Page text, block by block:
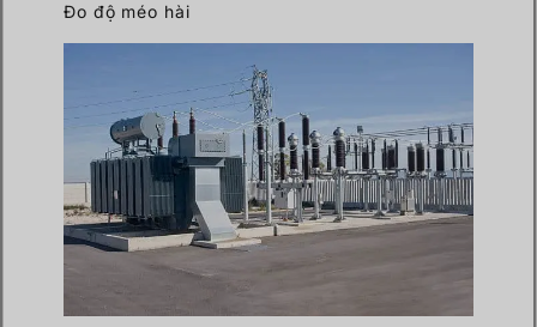
Đo độ méo hài